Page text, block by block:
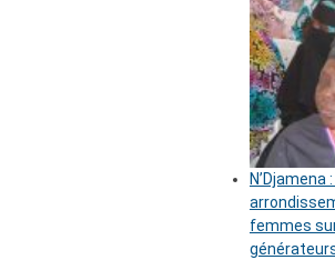
N’Djamena
femmes